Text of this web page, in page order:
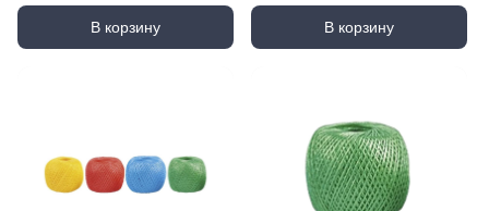
В корзину В корзину